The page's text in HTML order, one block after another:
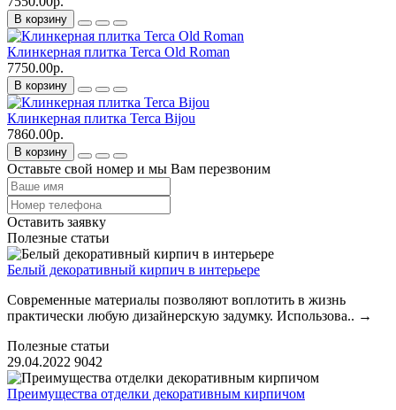
В корзину
Клинкерная плитка Terca Old Roman
7750.00р.
В корзину
Клинкерная плитка Terca Bijou
7860.00р.
В корзину
Оставьте свой номер и мы Вам перезвоним
Оставить заявку
Полезные статьи
Белый декоративный кирпич в интерьере
Современные материалы позволяют воплотить в жизнь
практически любую дизайнерскую задумку. Использова.. →
Полезные статьи
29.04.2022 9042
Преимущества отделки декоративным кирпичом